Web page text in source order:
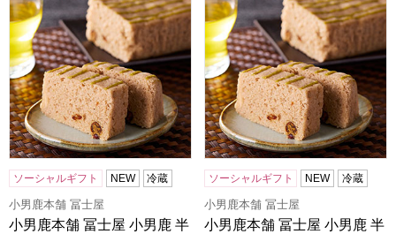
ソーシャルギフト NEW 冷蔵
小男鹿本舗 冨士屋
小男鹿本舗 冨士屋 小男鹿 半
ソーシャルギフト NEW 冷蔵
小男鹿本舗 冨士屋
小男鹿本舗 冨士屋 小男鹿 半